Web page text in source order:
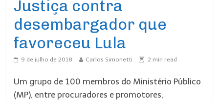
Justiça contra
desembargador que
favoreceu Lula
9 de julho de 2018 Carlos Simonetti 2 min read
Um grupo de 100 membros do Ministério Público
(MP), entre procuradores e promotores,